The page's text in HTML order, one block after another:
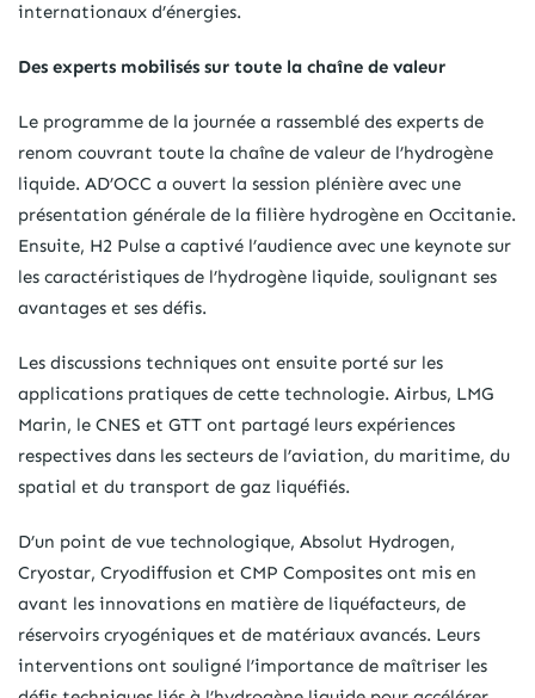
internationaux d’énergies.
Des experts mobilisés sur toute la chaîne de valeur
Le programme de la journée a rassemblé des experts de
renom couvrant toute la chaîne de valeur de l’hydrogène
liquide. AD’OCC a ouvert la session plénière avec une
présentation générale de la filière hydrogène en Occitanie.
Ensuite, H2 Pulse a captivé l’audience avec une keynote sur
les caractéristiques de l’hydrogène liquide, soulignant ses
avantages et ses défis.
Les discussions techniques ont ensuite porté sur les
applications pratiques de cette technologie. Airbus, LMG
Marin, le CNES et GTT ont partagé leurs expériences
respectives dans les secteurs de l’aviation, du maritime, du
spatial et du transport de gaz liquéfiés.
D’un point de vue technologique, Absolut Hydrogen,
Cryostar, Cryodiffusion et CMP Composites ont mis en
avant les innovations en matière de liquéfacteurs, de
réservoirs cryogéniques et de matériaux avancés. Leurs
interventions ont souligné l’importance de maîtriser les